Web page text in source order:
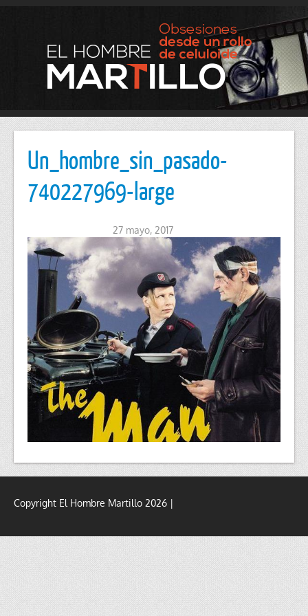
Un_hombre_sin_pasado-
740227969-large
27 mayo, 2017
Copyright El Hombre Martillo 2026 |